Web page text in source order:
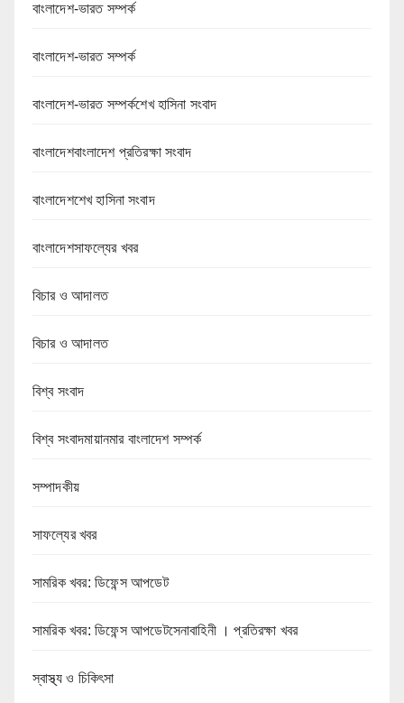
বাংলাদেশ-ভারত সম্পর্ক
বাংলাদেশ-ভারত সম্পর্ক
বাংলাদেশ-ভারত সম্পর্কশেখ হাসিনা সংবাদ
বাংলাদেশবাংলাদেশ প্রতিরক্ষা সংবাদ
বাংলাদেশশেখ হাসিনা সংবাদ
বাংলাদেশসাফল্যের খবর
বিচার ও আদালত
বিচার ও আদালত
বিশ্ব সংবাদ
বিশ্ব সংবাদমায়ানমার বাংলাদেশ সম্পর্ক
সম্পাদকীয়
সাফল্যের খবর
সামরিক খবর: ডিফেন্স আপডেট
সামরিক খবর: ডিফেন্স আপডেটসেনাবাহিনী । প্রতিরক্ষা খবর
স্বাস্থ্য ও চিকিৎসা